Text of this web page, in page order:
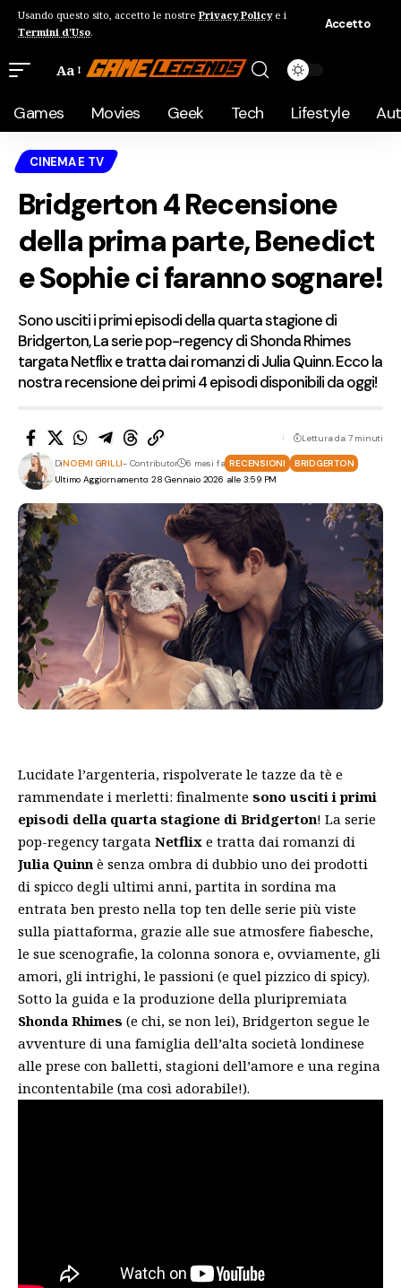
Usando questo sito, accetto le nostre Privacy Policye i
Termini d'Uso.
Accetto
Aa
Games Movies Geek Tech Lifestyle
CINEMA E TV
Bridgerton 4 Recensione
della prima parte, Benedict
e Sophie ci faranno sognare!
Sono usciti i primi episodi della quarta stagione di
Bridgerton, La serie pop-regency di Shonda Rhimes
targata Netflix e tratta dai romanzi di Julia Quinn. Ecco la
nostra recensione dei primi 4 episodi disponibili da oggi!
Ultimo Aggiornamento: 28 Gennaio 2026 alle 3:59 PM
DiNOEMI GRILLI- Contributor 6 mesi fa RECENSIONI BRIDGERTON
Lettura da 7 minuti
Lucidate l’argenteria, rispolverate le tazze da tè e
rammendate i merletti: finalmente sono usciti i primi
episodi della quarta stagione di Bridgerton! La serie
pop-regency targata Netflix e tratta dai romanzi di
Julia Quinn è senza ombra di dubbio uno dei prodotti
di spicco degli ultimi anni, partita in sordina ma
entrata ben presto nella top ten delle serie più viste
sulla piattaforma, grazie alle sue atmosfere fiabesche,
le sue scenografie, la colonna sonora e, ovviamente, gli
amori, gli intrighi, le passioni (e quel pizzico di spicy).
Sotto la guida e la produzione della pluripremiata
Shonda Rhimes (e chi, se non lei), Bridgerton segue le
avventure di una famiglia dell’alta società londinese
alle prese con balletti, stagioni dell’amore e una regina
incontentabile (ma così adorabile!).